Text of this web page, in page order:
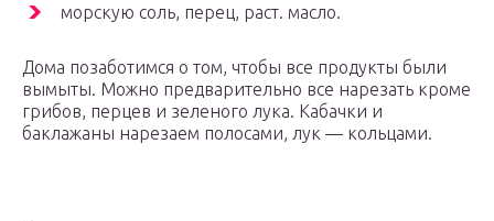
морскую соль, перец, раст. масло.
Дома позаботимся о том, чтобы все продукты были
вымыты. Можно предварительно все нарезать кроме
грибов, перцев и зеленого лука. Кабачки и
баклажаны нарезаем полосами, лук — кольцами.